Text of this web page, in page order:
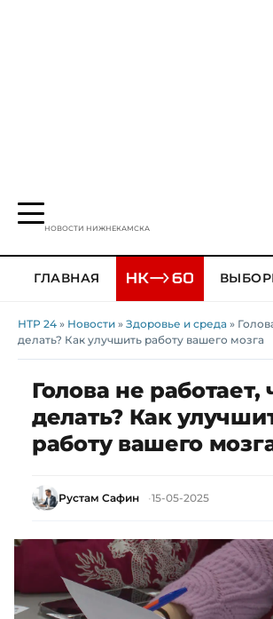
НОВОСТИ НИЖНЕКАМСКА
ГЛАВНАЯ
НТР 24 » Новости » Здоровье и среда »
делать? Как улучшить работу вашего мозга
Голова не работает,
делать? Как
работу вашего
Рустам Сафин 15-05-2025